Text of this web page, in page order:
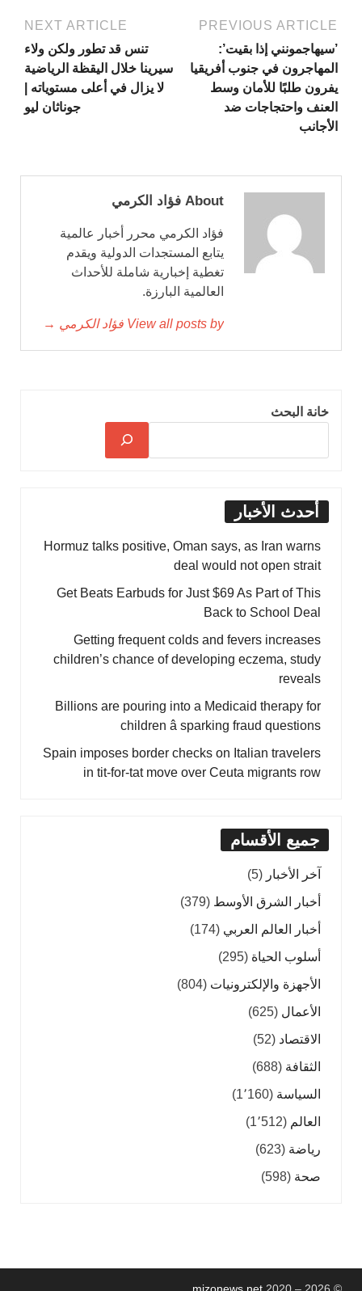
PREVIOUS ARTICLE
’سيهاجمونني إذا بقيت’:
المهاجرون في جنوب أفريقيا
يفرون طلبًا للأمان وسط
العنف واحتجاجات ضد
الأجانب
NEXT ARTICLE
تنس قد تطور ولكن ولاء
سيرينا خلال اليقظة الرياضية
لا يزال في أعلى مستوياته |
جوناثان ليو
About فؤاد الكرمي
فؤاد الكرمي محرر أخبار عالمية
يتابع المستجدات الدولية ويقدم
تغطية إخبارية شاملة للأحداث
العالمية البارزة.
View all posts by فؤاد الكرمي →
خانة البحث
أحدث الأخبار
Hormuz talks positive, Oman says, as Iran warns
deal would not open strait
Get Beats Earbuds for Just $69 As Part of This
Back to School Deal
Getting frequent colds and fevers increases
children’s chance of developing eczema, study
reveals
Billions are pouring into a Medicaid therapy for
children â sparking fraud questions
Spain imposes border checks on Italian travelers
in tit-for-tat move over Ceuta migrants row
جميع الأقسام
آخر الأخبار (5)
أخبار الشرق الأوسط (379)
أخبار العالم العربي (174)
أسلوب الحياة (295)
الأجهزة والإلكترونيات (804)
الأعمال (625)
الاقتصاد (52)
الثقافة (688)
السياسة (1٬160)
العالم (1٬512)
رياضة (623)
صحة (598)
©
mizonews.net 2020 – 2026